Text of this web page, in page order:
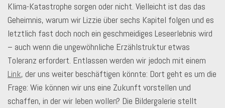
Klima-Katastrophe sorgen oder nicht. Vielleicht ist das das
Geheimnis, warum wir Lizzie über sechs Kapitel folgen und es
letztlich fast doch noch ein geschmeidiges Leseerlebnis wird
– auch wenn die ungewöhnliche Erzählstruktur etwas
Toleranz erfordert. Entlassen werden wir jedoch mit einem
Link, der uns weiter beschäftigen könnte: Dort geht es um die
Frage: Wie können wir uns eine Zukunft vorstellen und
schaffen, in der wir leben wollen? Die Bildergalerie stellt